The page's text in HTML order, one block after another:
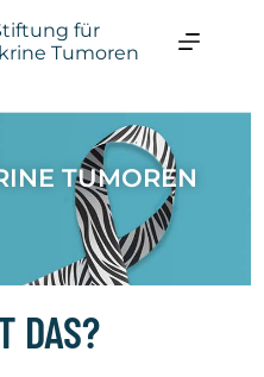
für
Tumoren
TUMOREN
DAS?